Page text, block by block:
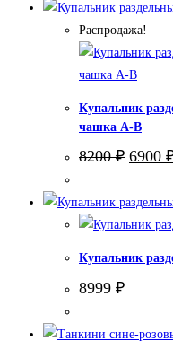
Распродажа!
Купальник
чашка А-В
8200₽
8200
6900
Купальник
8999 ₽